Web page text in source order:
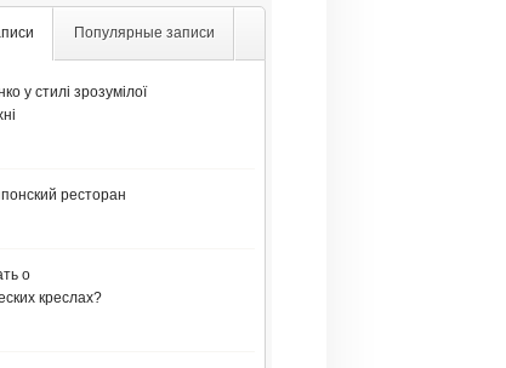
Популярные записи
у стилі зрозумілої
ресторан
о
креслах?